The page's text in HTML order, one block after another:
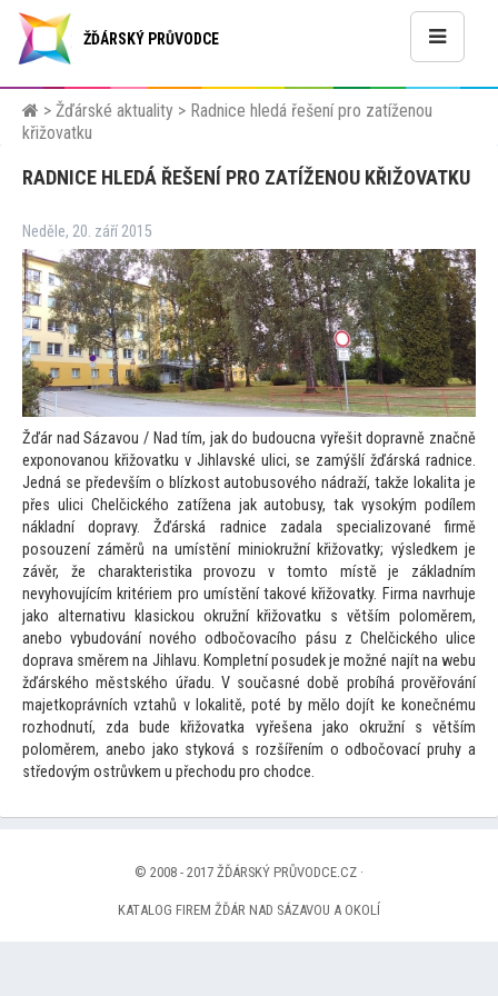
ŽĎÁRSKÝ PRŮVODCE
> Žďárské aktuality > Radnice hledá řešení pro zatíženou
křižovatku
RADNICE HLEDÁ ŘEŠENÍ PRO ZATÍŽENOU KŘIŽOVATKU
Neděle, 20. září 2015
Žďár nad Sázavou / Nad tím, jak do budoucna vyřešit dopravně značně
exponovanou křižovatku v Jihlavské ulici, se zamýšlí žďárská radnice.
Jedná se především o blízkost autobusového nádraží, takže lokalita je
přes ulici Chelčického zatížena jak autobusy, tak vysokým podílem
nákladní dopravy. Žďárská radnice zadala specializované firmě
posouzení záměrů na umístění miniokružní křižovatky; výsledkem je
závěr, že charakteristika provozu v tomto místě je základním
nevyhovujícím kritériem pro umístění takové křižovatky. Firma navrhuje
jako alternativu klasickou okružní křižovatku s větším poloměrem,
anebo vybudování nového odbočovacího pásu z Chelčického ulice
doprava směrem na Jihlavu. Kompletní posudek je možné najít na webu
žďárského městského úřadu. V současné době probíhá prověřování
majetkoprávních vztahů v lokalitě, poté by mělo dojít ke konečnému
rozhodnutí, zda bude křižovatka vyřešena jako okružní s větším
poloměrem, anebo jako styková s rozšířením o odbočovací pruhy a
středovým ostrůvkem u přechodu pro chodce.
© 2008 - 2017 ŽĎÁRSKÝ PRŮVODCE.CZ ·
KATALOG FIREM ŽĎÁR NAD SÁZAVOU A OKOLÍ